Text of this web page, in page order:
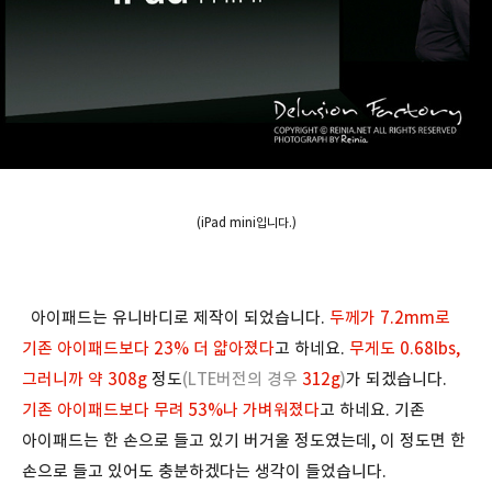
(iPad mini입니다.)
아이패드는 유니바디로 제작이 되었습니다. 두께가 7.2mm로
기존 아이패드보다 23% 더 얇아졌다고 하네요. 무게도 0.68lbs,
그러니까 약 308g 정도(LTE버전의 경우 312g)가 되겠습니다.
기존 아이패드보다 무려 53%나 가벼워졌다고 하네요. 기존
아이패드는 한 손으로 들고 있기 버거울 정도였는데, 이 정도면 한
손으로 들고 있어도 충분하겠다는 생각이 들었습니다.